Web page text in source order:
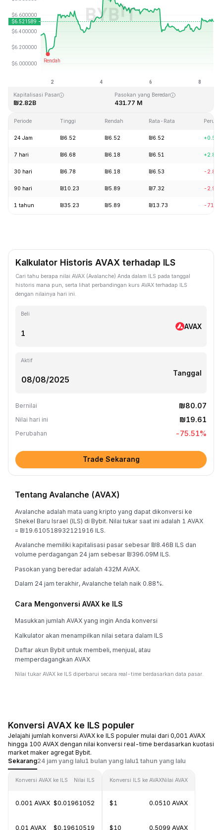
Terakhir Diperbarui: 2026-08-08, 13:11 GMT+0
Kapitalisasi Pasar
₪2.82B
Pasokan yang Beredar
431.77 M
Periode Tinggi Rendah Rata-Rata
24 Jam ₪6.52 ₪6.52 ₪6.52
7 hari ₪6.68 ₪6.18 ₪6.51
30 hari ₪6.78 ₪6.18 ₪6.53 -
90 hari ₪10.23 ₪5.89 ₪7.32 -
1 tahun ₪35.23 ₪5.89 ₪13.73 -
Kalkulator Historis AVAX terhadap ILS
Cari tahu berapa nilai AVAX (Avalanche) Anda dalam ILS pada tanggal
historis mana pun, serta lihat perbandingan kurs AVAX terhadap ILS
dengan nilainya hari ini.
Beli
AVAX
Aktif
Tanggal
Bernilai ₪80.07
Nilai hari ini ₪19.61
Perubahan -75.51%
Trade Sekarang
Tentang Avalanche (AVAX)
Avalanche adalah mata uang kripto yang dapat dikonversi ke
Shekel Baru Israel (ILS) di Bybit. Nilai tukar saat ini adalah 1 AVAX
= ₪19.610518932121916 ILS.
Avalanche memiliki kapitalisasi pasar sebesar ₪8.46B ILS dan
volume perdagangan 24 jam sebesar ₪396.09M ILS.
Pasokan yang beredar adalah 432M AVAX.
Dalam 24 jam terakhir, Avalanche telah naik 0.88%.
Cara Mengonversi AVAX ke ILS
Masukkan jumlah AVAX yang ingin Anda konversi
Kalkulator akan menampilkan nilai setara dalam ILS
Daftar akun Bybit untuk membeli, menjual, atau
memperdagangkan AVAX
Nilai tukar AVAX ke ILS diperbarui secara real-time berdasarkan data pasar.
Konversi AVAX ke ILS populer
Jelajahi jumlah konversi AVAX ke ILS populer mulai dari 0,001 AVAX
hingga 100 AVAX dengan nilai konversi real-time berdasarkan kuotasi
market maker agregat Bybit.
Sekarang24 jam yang lalu1 bulan yang lalu1 tahun yang lalu
Konversi AVAX ke ILS Nilai ILS
0.001 AVAX $0.01961052
0.01 AVAX $0.19610519
Konversi ILS ke AVAXNilai AVAX
$1 0.0510 AVAX
$10 0.5099 AVAX